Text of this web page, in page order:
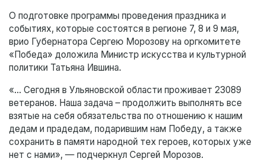
О подготовке программы проведения праздника и
событиях, которые состоятся в регионе 7, 8 и 9 мая,
врио Губернатора Сергею Морозову на оргкомитете
«Победа» доложила Министр искусства и культурной
политики Татьяна Ившина.
«… Сегодня в Ульяновской области проживает 23089
ветеранов. Наша задача – продолжить выполнять все
взятые на себя обязательства по отношению к нашим
дедам и прадедам, подарившим нам Победу, а также
сохранить в памяти народной тех героев, которых уже
нет с нами», — подчеркнул Сергей Морозов.